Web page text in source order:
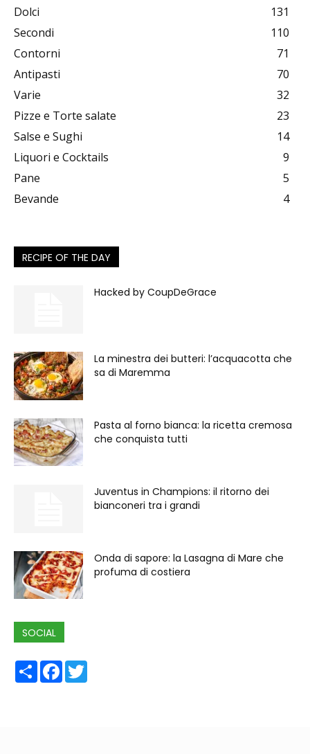
Dolci
131
Secondi
110
Contorni
71
Antipasti
70
Varie
32
Pizze e Torte salate
23
Salse e Sughi
14
Liquori e Cocktails
9
Pane
5
Bevande
4
RECIPE OF THE DAY
Hacked by CoupDeGrace
La minestra dei butteri: l’acquacotta che
sa di Maremma
Pasta al forno bianca: la ricetta cremosa
che conquista tutti
Juventus in Champions: il ritorno dei
bianconeri tra i grandi
Onda di sapore: la Lasagna di Mare che
profuma di costiera
SOCIAL
ShareFacebook